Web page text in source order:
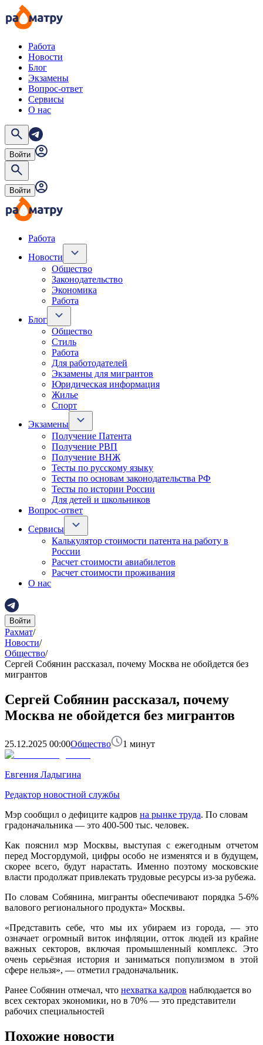
Работа
Новости
Блог
Экзамены
Вопрос-ответ
Сервисы
О нас
Войти
Войти
Работа
Новости
Общество
Законодательство
Экономика
Работа
Блог
Общество
Стиль
Работа
Для работодателей
Экзамены для мигрантов
Юридическая информация
Жилье
Спорт
Экзамены
Получение Патента
Получение РВП
Получение ВНЖ
Тесты по русскому языку
Тесты по основам законодательства РФ
Тесты по истории России
Для детей и школьников
Вопрос-ответ
Сервисы
Калькулятор стоимости патента на работу в
России
Расчет стоимости авиабилетов
Расчет стоимости проживания
О нас
Войти
Рахмат/
Новости/
Общество/
Сергей Собянин рассказал, почему Москва не обойдется без
мигрантов
Сергей Собянин рассказал, почему
Москва не обойдется без мигрантов
25.12.2025 00:00Общество 1 минут
Евгения Ладыгина
Редактор новостной службы
Мэр сообщил о дефиците кадров на рынке труда. По словам
градоначальника — это 400-500 тыс. человек.
Как пояснил мэр Москвы, выступая с ежегодным отчетом
перед Мосгордумой, цифры особо не изменятся и в будущем,
скорее всего, будут нарастать. Именно поэтому московские
власти продолжат привлекать трудовые ресурсы из-за рубежа.
По словам Собянина, мигранты обеспечивают порядка 5-6%
валового регионального продукта» Москвы.
«Представить себе, что мы их убираем из города, — это
означает огромный виток инфляции, отток людей из крайне
важных секторов, включая промышленный комплекс. Это
очень серьёзная история и заниматься популизмом в этой
сфере нельзя», — отметил градоначальник.
Ранее Собянин отмечал, что нехватка кадров наблюдается во
всех секторах экономики, но в 70% — это представители
рабочих специальностей
Похожие новости